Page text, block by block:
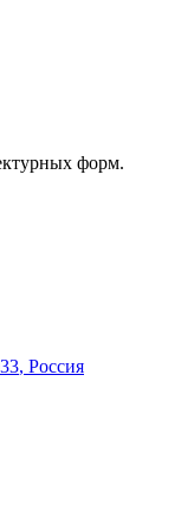
форм.
, Россия